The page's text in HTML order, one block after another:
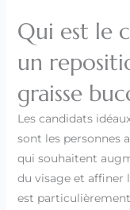
Qui est le
un
graisse
Les candidats
sont les personnes
qui souhaitent
du visage et affiner
est